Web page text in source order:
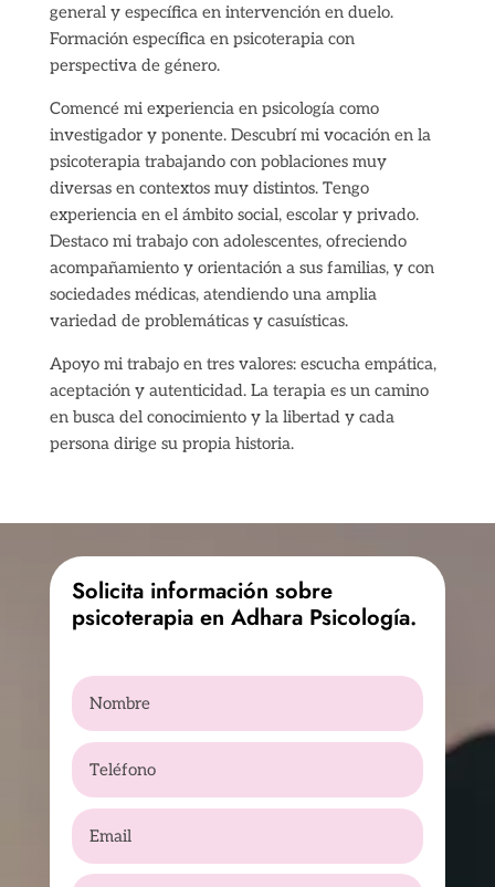
general y específica en intervención en duelo.
Formación específica en psicoterapia con
perspectiva de género.
Comencé mi experiencia en psicología como
investigador y ponente. Descubrí mi vocación en la
psicoterapia trabajando con poblaciones muy
diversas en contextos muy distintos. Tengo
experiencia en el ámbito social, escolar y privado.
Destaco mi trabajo con adolescentes, ofreciendo
acompañamiento y orientación a sus familias, y con
sociedades médicas, atendiendo una amplia
variedad de problemáticas y casuísticas.
Apoyo mi trabajo en tres valores: escucha empática,
aceptación y autenticidad. La terapia es un camino
en busca del conocimiento y la libertad y cada
persona dirige su propia historia.
Solicita información sobre
psicoterapia en Adhara Psicología.